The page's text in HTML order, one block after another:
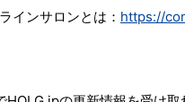
インサロンとは： https://